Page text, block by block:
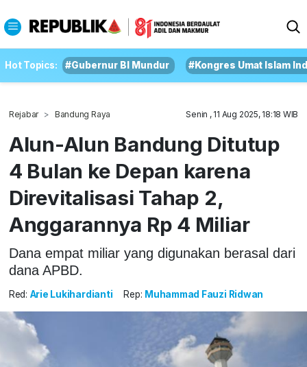
Hot Topics: #Gubernur BI Mundur #Kongres Umat Islam
Rejabar Bandung Raya Senin , 11 Aug 2025, 18:18 WIB
Alun-Alun Bandung Ditutup
4 Bulan ke Depan karena
Direvitalisasi Tahap 2,
Anggarannya Rp 4 Miliar
Dana empat miliar yang digunakan berasal dari
dana APBD.
Red: Arie Lukihardianti Rep: Muhammad Fauzi Ridwan